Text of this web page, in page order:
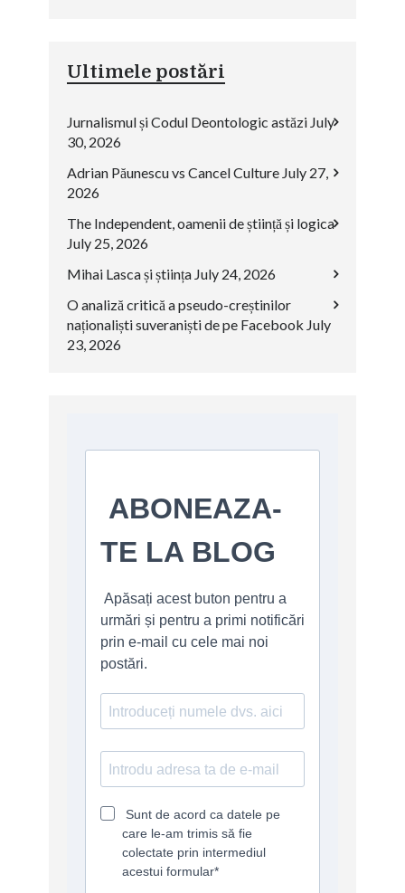
Ultimele postări
Jurnalismul și Codul Deontologic astăzi July
30, 2026
Adrian Păunescu vs Cancel Culture July 27,
2026
The Independent, oamenii de știință și logica
July 25, 2026
Mihai Lasca și știința July 24, 2026
O analiză critică a pseudo-creștinilor
naționaliști suveraniști de pe Facebook July
23, 2026